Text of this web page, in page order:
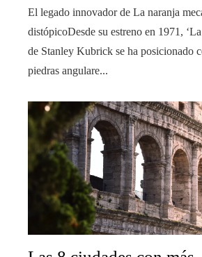
El legado innovador de La naranja
distópicoDesde su estreno en 1971,
de Stanley Kubrick se ha posicionado
piedras angulare...